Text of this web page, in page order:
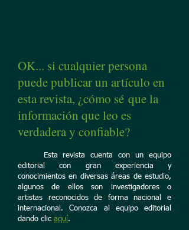
OK... si cualquier persona
puede publicar un artículo en
esta revista, ¿cómo sé que la
información que leo es
verdadera y confiable?
Esta revista cuenta con un equipo
editorial con gran experiencia y
conocimientos en diversas áreas de estudio,
algunos de ellos son investigadores o
artistas reconocidos de forma nacional e
internacional. Conozca al equipo editorial
dando clic aquí.